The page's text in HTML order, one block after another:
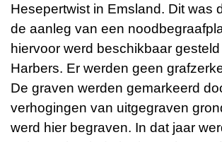
Hesepertwist in Emsland. Dit was
de aanleg van een
hiervoor werd beschikbaar
Harbers. Er werden geen
De graven werden gemarkeerd
verhogingen van uitgegraven
werd hier begraven. In dat jaar